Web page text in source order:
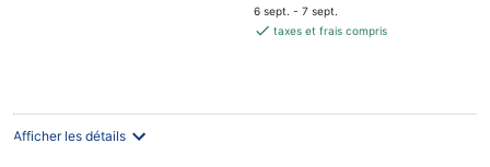
prix
est
nuit
6 sept. - 7 sept.
taxes et frais compris
Afficher les détails